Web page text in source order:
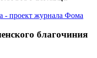
благочиния